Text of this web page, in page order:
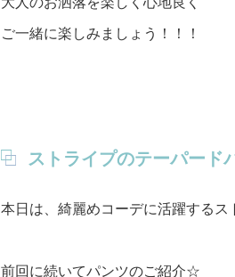
ご一緒に楽しみましょう！！！
ストライプのテーパード
本日は、綺麗めコーデに活躍するス
前回に続いてパンツのご紹介☆